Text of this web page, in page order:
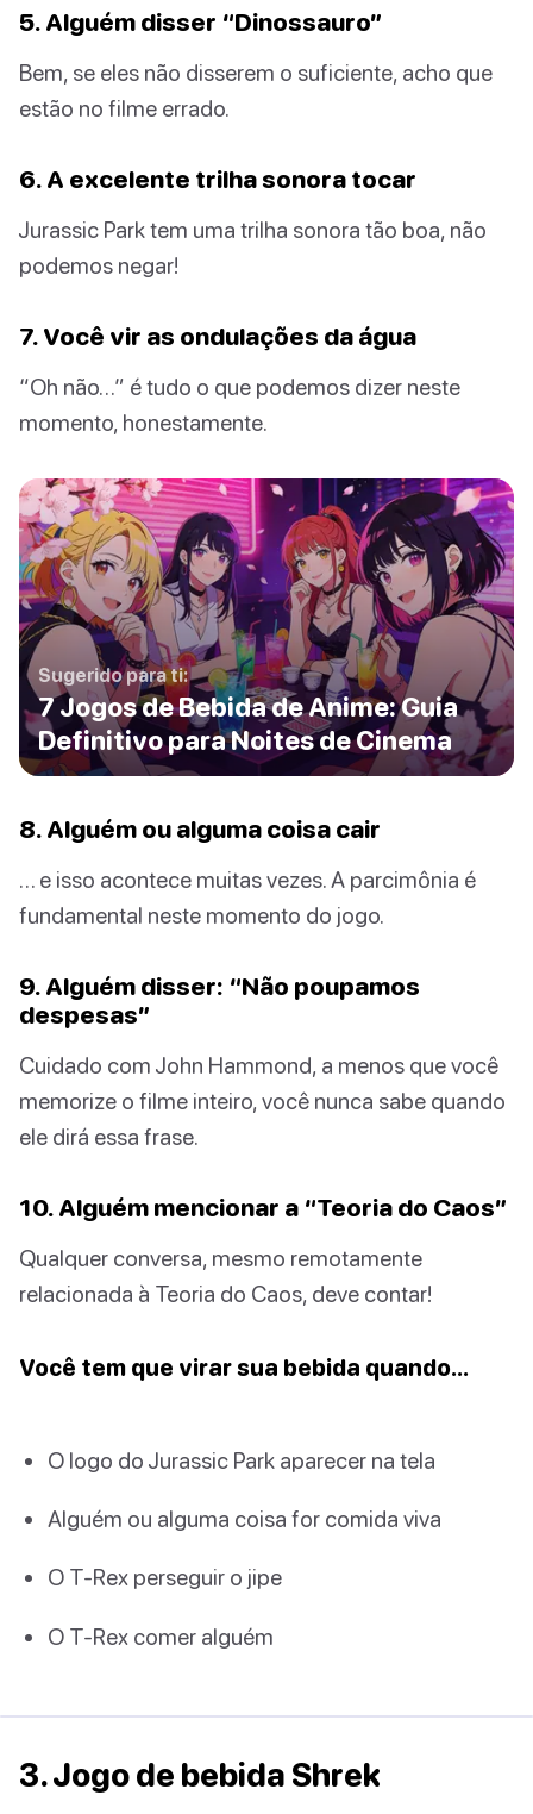
5. Alguém disser “Dinossauro”
Bem, se eles não disserem o suficiente, acho que
estão no filme errado.
6. A excelente trilha sonora tocar
Jurassic Park tem uma trilha sonora tão boa, não
podemos negar!
7. Você vir as ondulações da água
“Oh não…” é tudo o que podemos dizer neste
momento, honestamente.
Sugerido para ti:
7 Jogos de Bebida de Anime: Guia
Definitivo para Noites de Cinema
8. Alguém ou alguma coisa cair
… e isso acontece muitas vezes. A parcimônia é
fundamental neste momento do jogo.
9. Alguém disser: “Não poupamos
despesas”
Cuidado com John Hammond, a menos que você
memorize o filme inteiro, você nunca sabe quando
ele dirá essa frase.
10. Alguém mencionar a “Teoria do Caos”
Qualquer conversa, mesmo remotamente
relacionada à Teoria do Caos, deve contar!
Você tem que virar sua bebida quando…
O logo do Jurassic Park aparecer na tela
Alguém ou alguma coisa for comida viva
O T-Rex perseguir o jipe
O T-Rex comer alguém
3. Jogo de bebida Shrek